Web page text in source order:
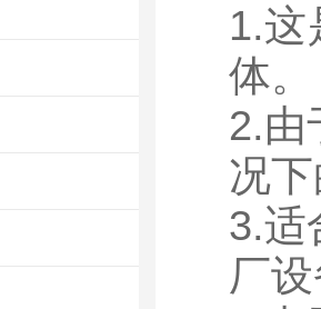
1.
体。
2.由
况
3.适
厂